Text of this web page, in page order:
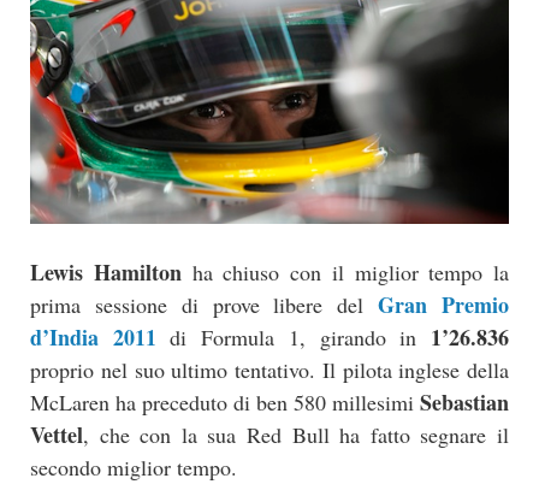
Lewis Hamiltonha chiuso con il miglior tempo la
prima sessione di prove libere delGran Premio
d’India 2011 di Formula 1, girando in 1’26.836
proprio nel suo ultimo tentativo. Il pilota inglese della
McLaren ha preceduto di ben 580 millesimi Sebastian
Vettel, che con la sua Red Bull ha fatto segnare il
secondo miglior tempo.